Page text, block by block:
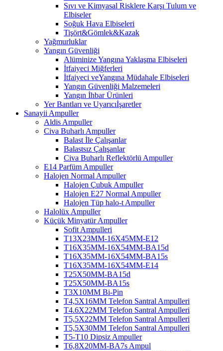
Sıvı ve Kimyasal Risklere Karşı Tulum ve
Elbiseler
Soğuk Hava Elbiseleri
Tişört&Gömlek&Kazak
Yağmurluklar
Yangın Güvenliği
Alüminize Yangına Yaklaşma Elbiseleri
İtfaiyeci Miğferleri
İtfaiyeci veYangına Müdahale Elbiseleri
Yangın Güvenliği Malzemeleri
Yangın İhbar Ürünleri
Yer Bantları ve Uyarıcıİşaretler
Sanayii Ampuller
Aldis Ampuller
Civa Buharlı Ampuller
Balast İle Çalışanlar
Balastsız Çalışanlar
Civa Buharlı Reflektörlü Ampuller
E14 Parfüm Ampuller
Halojen Normal Ampuller
Halojen Çubuk Ampuller
Halojen E27 Normal Ampuller
Halojen Tüp halo-t Ampuller
Halolüx Ampuller
Küçük Minyatür Ampuller
Sofit Ampulleri
T13X23MM-16X45MM-E12
T16X35MM-16X54MM-BA15d
T16X35MM-16X54MM-BA15s
T16X35MM-16X54MM-E14
T25X50MM-BA15d
T25X50MM-BA15s
T3X10MM Bi-Pin
T4,5X16MM Telefon Santral Ampulleri
T4.6X22MM Telefon Santral Ampulleri
T5,5X22MM Telefon Santral Ampulleri
T5,5X30MM Telefon Santral Ampulleri
T5-T10 Dipsiz Ampuller
T6,8X20MM-BA7s Ampul